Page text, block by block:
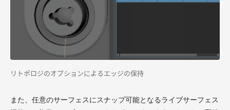
リトポロジのオプションによるエッジの保持
また、任意のサーフェスにスナップ可能となるライブサーフェス